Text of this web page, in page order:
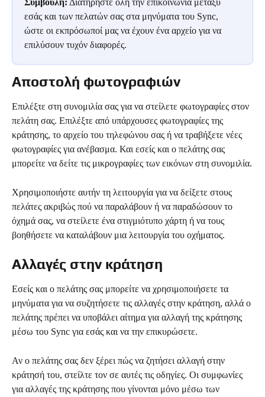
Συμβουλή: Διατηρήστε όλη την επικοινωνία μεταξύ
εσάς και των πελατών σας στα μηνύματα του Sync,
ώστε οι εκπρόσωποί μας να έχουν ένα αρχείο για να
επιλύσουν τυχόν διαφορές.
Αποστολή φωτογραφιών
Επιλέξτε στη συνομιλία σας για να στείλετε φωτογραφίες στον
πελάτη σας. Επιλέξτε από υπάρχουσες φωτογραφίες της
κράτησης, το αρχείο του τηλεφώνου σας ή να τραβήξετε νέες
φωτογραφίες για ανέβασμα. Και εσείς και ο πελάτης σας
μπορείτε να δείτε τις μικρογραφίες των εικόνων στη συνομιλία.
Χρησιμοποιήστε αυτήν τη λειτουργία για να δείξετε στους
πελάτες ακριβώς πού να παραλάβουν ή να παραδώσουν το
όχημά σας, να στείλετε ένα στιγμιότυπο χάρτη ή να τους
βοηθήσετε να καταλάβουν μια λειτουργία του οχήματος.
Αλλαγές στην κράτηση
Εσείς και ο πελάτης σας μπορείτε να χρησιμοποιήσετε τα
μηνύματα για να συζητήσετε τις αλλαγές στην κράτηση, αλλά ο
πελάτης πρέπει να υποβάλει αίτημα για αλλαγή της κράτησης
μέσω του Sync για εσάς και να την επικυρώσετε.
Αν ο πελάτης σας δεν ξέρει πώς να ζητήσει αλλαγή στην
κράτησή του, στείλτε τον σε αυτές τις οδηγίες. Οι συμφωνίες
για αλλαγές της κράτησης που γίνονται μόνο μέσω των